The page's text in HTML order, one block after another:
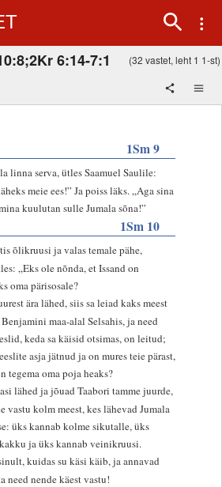
6:14-7:1 (32 vastet, leht 1 1-st)
1Sm 9
linna serva, ütles Saamuel Saulile:
meie ees!” Ja poiss läks. „Aga sina
kuulutan sulle Jumala sõna!”
1Sm 10
õlikruusi ja valas temale pähe,
„Eks ole nõnda, et Issand on
oma pärisosale?
ära lähed, siis sa leiad kaks meest
maa-alal Selsahis, ja need
keda sa käisid otsimas, on leitud;
asja jätnud ja on mures teie pärast,
tegema oma poja heaks?
lähed ja jõuad Taabori tamme juurde,
vastu kolm meest, kes lähevad Jumala
üks kannab kolme sikutalle, üks
ja üks kannab veinikruusi.
kuidas su käsi käib, ja annavad
need nende käest vastu!